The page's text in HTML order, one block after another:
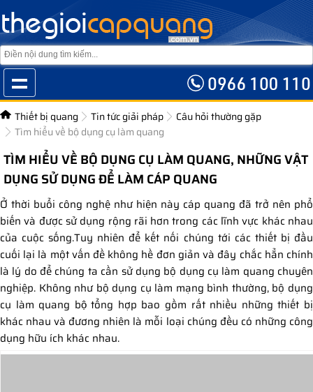
Thiết bị quang Tin tức giải pháp
Câu hỏi thường gặp
Tìm hiểu về bộ dụng cụ làm quang
TÌM HIỂU VỀ BỘ DỤNG CỤ LÀM QUANG, NHỮNG VẬT
DỤNG SỬ DỤNG ĐỂ LÀM CÁP QUANG
Ở thời buổi công nghệ như hiện này cáp quang đã trở nên phổ
biến và được sử dụng rộng rãi hơn trong các lĩnh vực khác nhau
của cuộc sống.Tuy nhiên để kết nối chúng tới các thiết bị đầu
cuối lại là một vấn đề không hề đơn giản và đây chắc hẳn chính
là lý do để chúng ta cần sử dụng bộ dụng cụ làm quang chuyên
nghiệp. Không như bộ dụng cụ làm mạng bình thường, bộ dụng
cụ làm quang bộ tổng hợp bao gồm rất nhiều những thiết bị
khác nhau và đương nhiên là mỗi loại chúng đều có những công
dụng hữu ích khác nhau.